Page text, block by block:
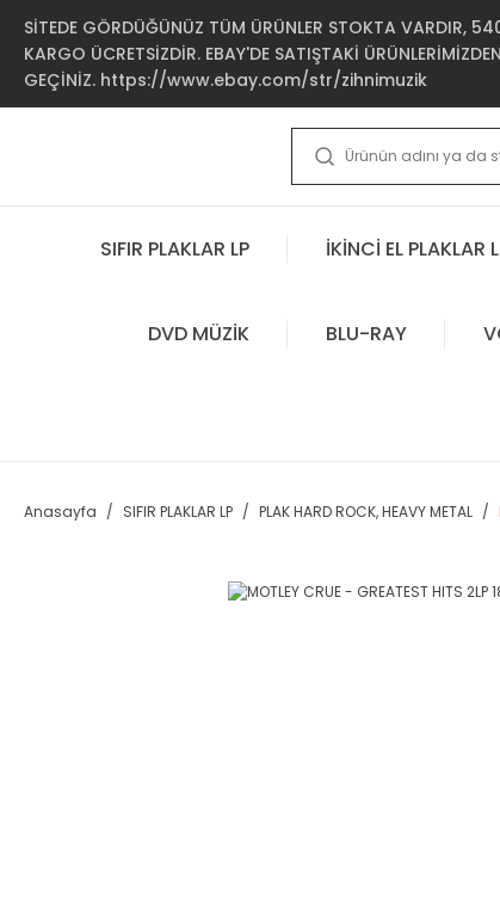
SİTEDE GÖRDÜĞÜNÜZ TÜM ÜRÜNLER STOKTA VARDIR,
KARGO ÜCRETSİZDİR. EBAY'DE SATIŞTAKİ
GEÇİNİZ. https://www.ebay.com/str/zihnimuzik
SIFIR PLAKLAR LP İKİNCİ EL PLAKLAR
DVD MÜZİK BLU-RAY
Anasayfa SIFIR PLAKLAR LP PLAK HARD ROCK, HEAVY METAL